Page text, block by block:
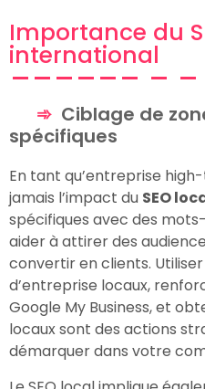
Importance du
international
Ciblage de
spécifiques
En tant qu’entreprise
jamais l’impact du SEO
spécifiques avec des
aider à attirer des
convertir en clients.
d’entreprise locaux,
Google My Business, et
locaux sont des actions
démarquer dans votre